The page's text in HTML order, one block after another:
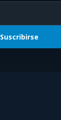
Suscribirse